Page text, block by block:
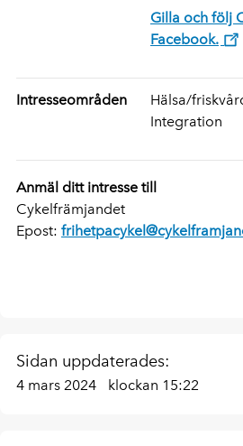
Gilla och följ
Facebook.
Intresseområden
Hälsa/
Integration
Anmäl ditt intresse till
Cykelfrämjandet
Epost:
Sidan uppdaterades:
4 mars 2024 klockan 15:22